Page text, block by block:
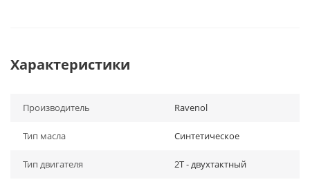
Характеристики
Производитель Ravenol
Тип масла Синтетическое
Тип двигателя 2Т - двухтактный